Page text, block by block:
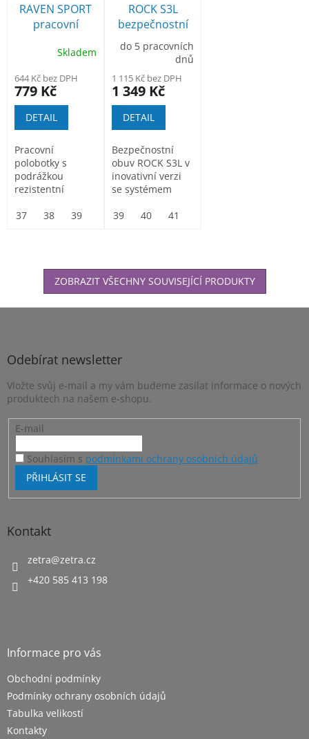
RAVEN SPORT
pracovní
Skladem
644 Kč bez DPH
779 Kč
DETAIL
Pracovní
polobotky s
podrážkou
rezistentní
z kůže v
37 38 39
ROCK S3L
bezpečnostní
polobotka
do 5 pracovních
dnů
1 115 Kč bez DPH
1 349 Kč
DETAIL
Bezpečnostní
obuv ROCK S3L v
inovativní verzi
se systémem
SPINPRO,
39 40 41
ZOBRAZIT VŠECHNY SOUVISEJÍCÍ PRODUKTY
Z
Odebírat newsletter
Vložte svůj e-mail a my vám budeme zasílat informace o nových
produktech na našem e-shopu.
E-mail
Souhlasím s podmínkami ochrany osobních údajů
PŘIHLÁSIT SE
Kontakt
zetra@zetra.cz
+420 585 413 198
Informace pro vás
Obchodní podmínky
Podmínky ochrany osobních údajů
Tabulka velikostí
Kontakty